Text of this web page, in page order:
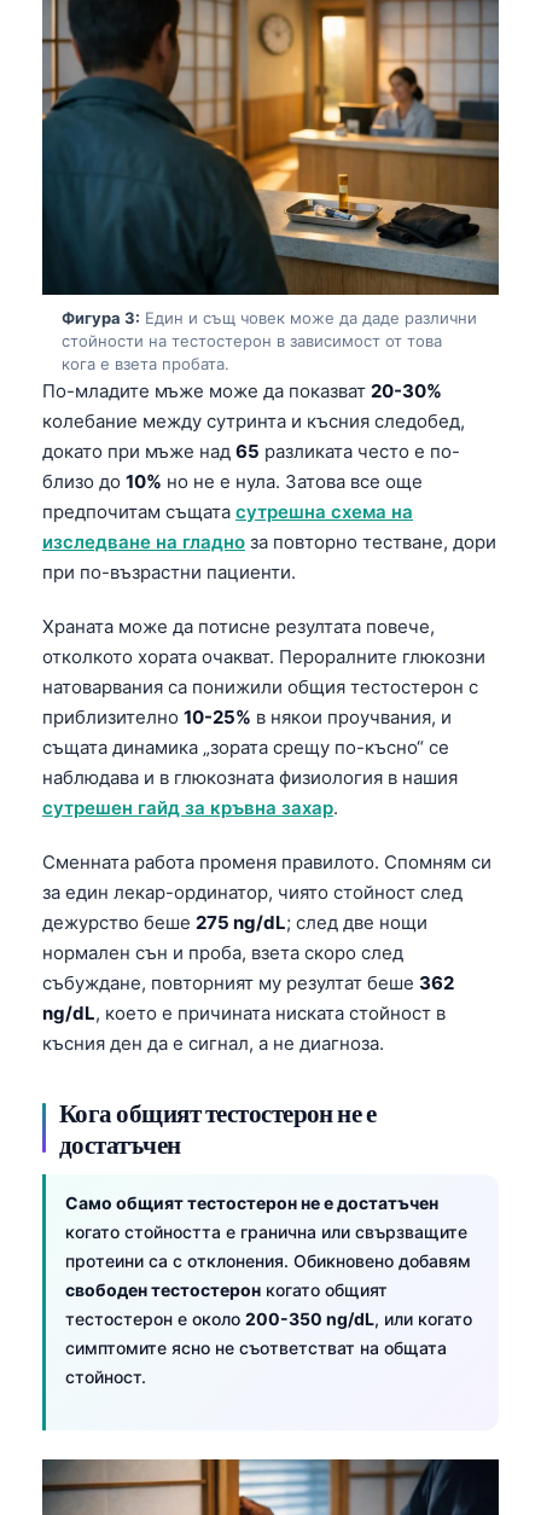
Фигура 3: Един и същ човек може да даде различни
стойности на тестостерон в зависимост от това
кога е взета пробата.
По-младите мъже може да показват 20-30%
колебание между сутринта и късния следобед,
докато при мъже над 65 разликата често е по-
близо до 10% но не е нула. Затова все още
предпочитам същата сутрешна схема на
изследване на гладно за повторно тестване, дори
при по-възрастни пациенти.
Храната може да потисне резултата повече,
отколкото хората очакват. Пероралните глюкозни
натоварвания са понижили общия тестостерон с
приблизително 10-25% в някои проучвания, и
същата динамика „зората срещу по-късно“ се
наблюдава и в глюкозната физиология в нашия
сутрешен гайд за кръвна захар.
Сменната работа променя правилото. Спомням си
за един лекар-ординатор, чиято стойност след
дежурство беше 275 ng/dL; след две нощи
нормален сън и проба, взета скоро след
събуждане, повторният му резултат беше 362
ng/dL, което е причината ниската стойност в
късния ден да е сигнал, а не диагноза.
Кога общият тестостерон не е
достатъчен
Само общият тестостерон не е достатъчен
когато стойността е гранична или свързващите
протеини са с отклонения. Обикновено добавям
свободен тестостерон когато общият
тестостерон е около 200-350 ng/dL, или когато
симптомите ясно не съответстват на общата
стойност.